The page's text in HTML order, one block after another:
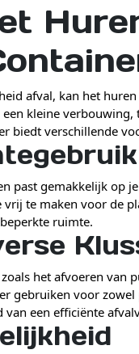
afval, kan het
kleine
biedt verschillende
past gemakkelijk op
te maken voor de
ruimte.
het afvoeren van
gebruiken voor
een efficiënte